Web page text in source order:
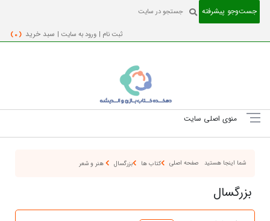
جست‌و‌جو پیشرفته
ثبت نام | ورود به سایت | سبد خرید ( 0 )
منوی اصلی سایت
شما اینجا هستید صفحه اصلی کتاب ها بزرگسال هنر و شعر
بزرگسال